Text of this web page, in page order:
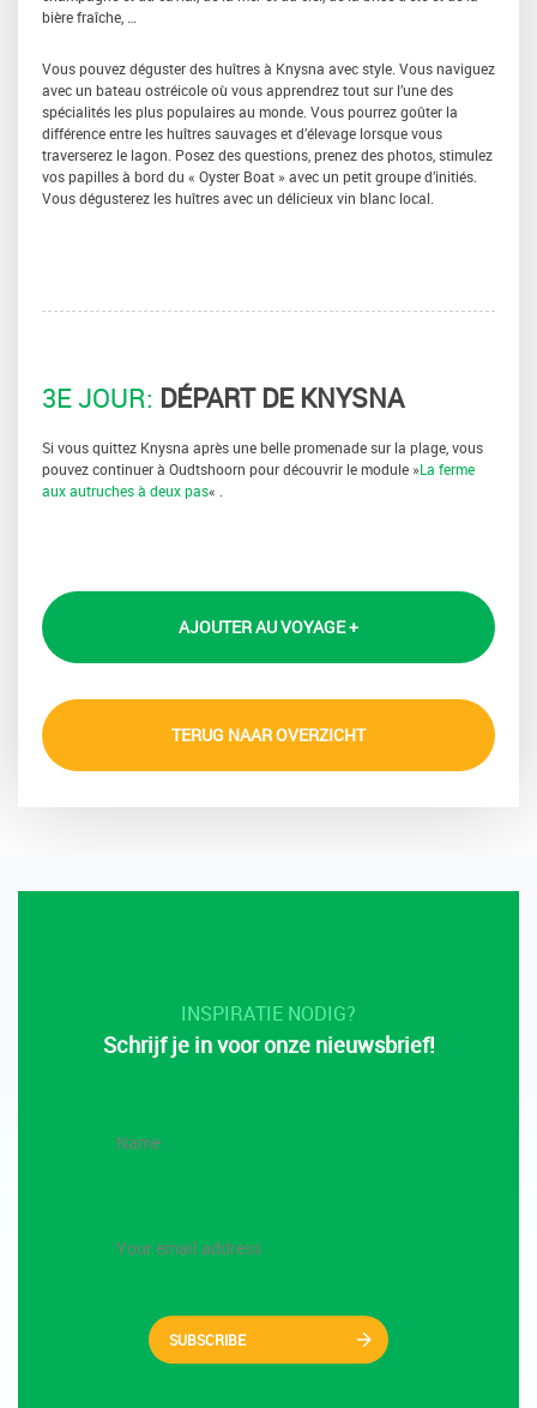
bière fraîche, …
Vous pouvez déguster des huîtres à Knysna avec style. Vous naviguez
avec un bateau ostréicole où vous apprendrez tout sur l’une des
spécialités les plus populaires au monde. Vous pourrez goûter la
différence entre les huîtres sauvages et d’élevage lorsque vous
traverserez le lagon. Posez des questions, prenez des photos, stimulez
vos papilles à bord du « Oyster Boat » avec un petit groupe d’initiés.
Vous dégusterez les huîtres avec un délicieux vin blanc local.
3E JOUR: DÉPART DE KNYSNA
Si vous quittez Knysna après une belle promenade sur la plage, vous
pouvez continuer à Oudtshoorn pour découvrir le module »La ferme
aux autruches à deux pas« .
AJOUTER AU VOYAGE +
TERUG NAAR OVERZICHT
INSPIRATIE NODIG?
Schrijf je in voor onze nieuwsbrief!
SUBSCRIBE